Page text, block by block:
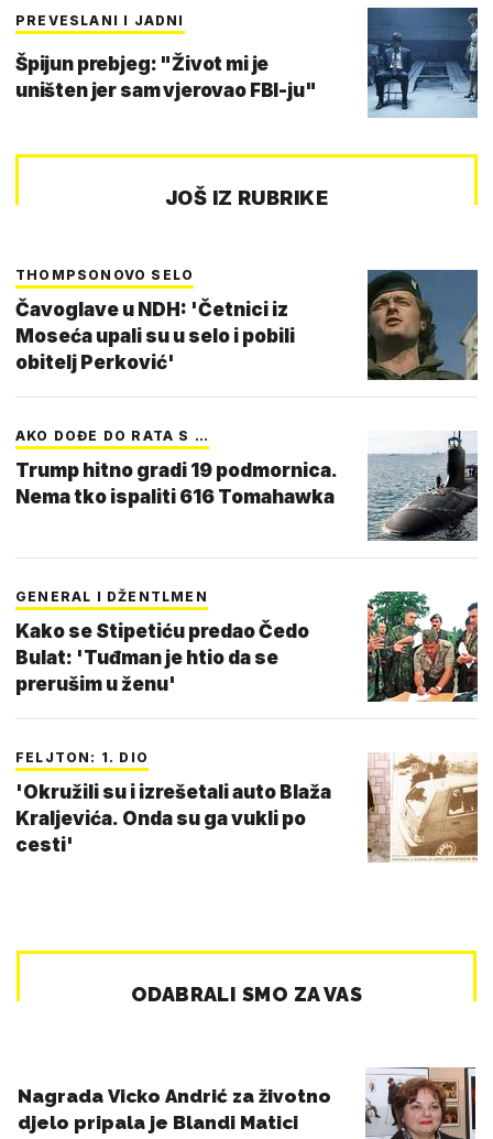
PREVESLANI I JADNI
Špijun prebjeg: "Život mi je
uništen jer sam vjerovao FBI-ju"
JOŠ IZ RUBRIKE
THOMPSONOVO SELO
Čavoglave u NDH: 'Četnici iz
Moseća upali su u selo i pobili
obitelj Perković'
AKO DOĐE DO RATA S …
Trump hitno gradi 19 podmornica.
Nema tko ispaliti 616 Tomahawka
GENERAL I DŽENTLMEN
Kako se Stipetiću predao Čedo
Bulat: 'Tuđman je htio da se
prerušim u ženu'
FELJTON: 1. DIO
'Okružili su i izrešetali auto Blaža
Kraljevića. Onda su ga vukli po
cesti'